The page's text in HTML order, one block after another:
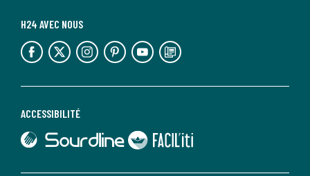
ACCESSIBILITÉ
lien vers Sourdline
lien vers Faciliti
H24 AVEC NOUS
lien vers l'espace réseaux sociaux lien vers l'espace réseaux sociaux lien vers l'espace réseaux sociaux lien vers l'espace réseaux sociaux lien vers l'espace réseaux sociaux lien vers le blog la redoute